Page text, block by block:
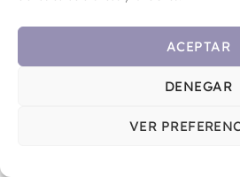
ACEPTAR
DENEGAR
VER